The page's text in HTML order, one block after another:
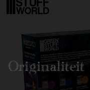
Originaliteit